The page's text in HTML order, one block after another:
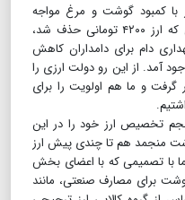
با کمبود گوشت و مرغ مواجه
می‌شود، اجازه واردات داریم و از زمانی که ارز ۴۲۰۰ تومانی حذف شد،
دام برای دامداران کاهش
آمد. از این رو دولت ارزی را
گرفت و ما هم اولویت را برای
تخصیص ارز خود را در این
منجمد هم تا چندی پیش ارز
اما با تصمیمی که با اعضای بخش
برای مصارف صنعتی، مانند